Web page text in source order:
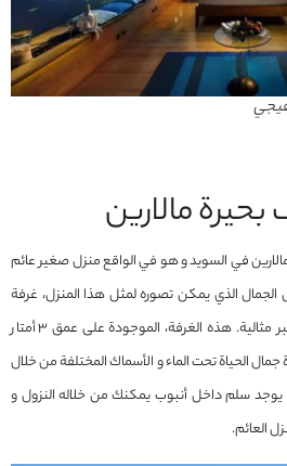
مالارين
في السويد و هو في الواقع منزل صغير عائم
الذي يمكن تصوره لمثل هذا المنزل، غرفة
النوم المذهلة في هذا المنزل تعتبر مثالية. هذه الغرفة، الموجودة على عمق 3 أمتار
الحياة تحت الماء و الأسماك المختلفة من خلال
يوجد سلم داخل أنبوب يمكنك من خلاله النزول و
العائم.